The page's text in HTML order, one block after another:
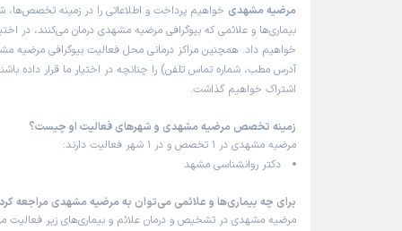
مرضیه مشهدی خواهیم پرداخت و اطلاعاتی را در زمینه تخصص‌ها،
بیماری‌ها و علائمی که بیوگرافی مرضیه مشهدی درمان می‌کنند، در
خواهیم داد. همچنین مراکز درمانی محل فعالیت بیوگرافی مرضیه
آدرس مطب، شماره تماس تلفن) را چنانچه در اختیار ما قرار داده
اشتراک خواهیم گذاشت.
زمینه تخصص مرضیه مشهدی و شهرهای فعالیت او چیست؟
مرضیه مشهدی در 1 تخصص و در 1 شهر فعالیت دارند:
دکتر روانشناسی مشهد
برای چه بیماری‌ها و علائمی می‌توان به مرضیه مشهدی مراجعه
مرضیه مشهدی در تشخیص و درمان علائم و بیماری‌های زیر فعالیت